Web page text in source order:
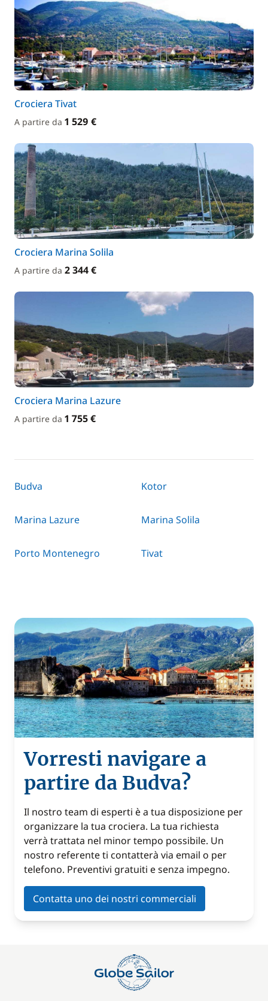
Crociera Tivat
A partire da 1 529 €
Crociera Marina Solila
A partire da 2 344 €
Crociera Marina Lazure
A partire da 1 755 €
Budva Kotor
Marina Lazure Marina Solila
Porto Montenegro Tivat
Vorresti navigare a
partire da Budva?
Il nostro team di esperti è a tua disposizione per
organizzare la tua crociera. La tua richiesta
verrà trattata nel minor tempo possibile. Un
nostro referente ti contatterà via email o per
telefono. Preventivi gratuiti e senza impegno.
Contatta uno dei nostri commerciali